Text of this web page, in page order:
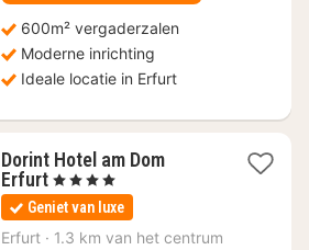
600m² vergaderzalen
Moderne inrichting
Ideale locatie in Erfurt
Dorint Hotel am Dom
Erfurt1
nacht
vanaf
€
, 4 Sterren
Geniet van luxe
Erfurt · 1.3 km van het centrum